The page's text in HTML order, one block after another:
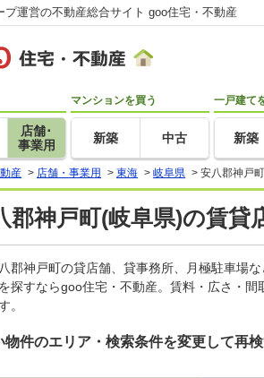
プ運営の不動産総合サイト goo住宅・不動産
店舗･
事業用
マンションを買う
新築 中古
一戸建て
新築
産 > 店舗・事業用 > 東海 > 岐阜県 > 安八郡神戸
郡神戸町(岐阜県)の賃貸
郡神戸町の貸店舗、貸事務所、月極駐車場
探すならgoo住宅・不動産。賃料・広さ・
。
物件のエリア・検索条件を変更して再